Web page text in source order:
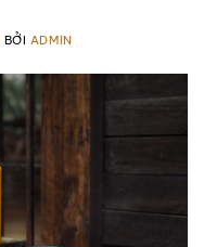
BỞI ADMIN